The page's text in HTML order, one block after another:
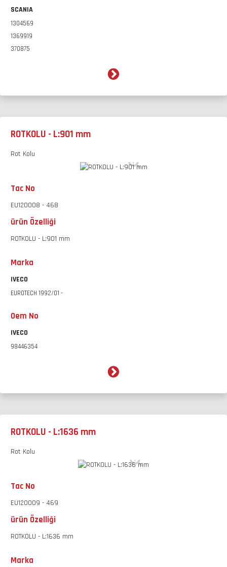
SCANIA
1304569
1369919
370875
ROTKOLU - L:901 mm
Rot Kolu
Tac No
EU120008 - 468
ürün Özelliği
ROTKOLU - L:901 mm
Marka
IVECO
EUROTECH 1992/01 -
Oem No
IVECO
98446354
ROTKOLU - L:1636 mm
Rot Kolu
Tac No
EU120009 - 469
ürün Özelliği
ROTKOLU - L:1636 mm
Marka